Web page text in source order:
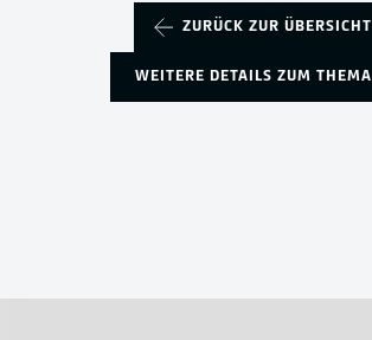
ZURÜCK ZUR ÜBERSICHT
WEITERE DETAILS ZUM THEMA